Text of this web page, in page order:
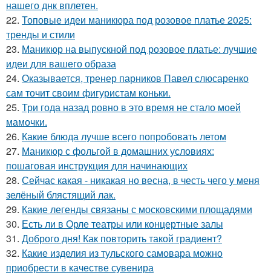
нашего днк вплетен.
22. Топовые идеи маникюра под розовое платье 2025:
тренды и стили
23. Маникюр на выпускной под розовое платье: лучшие
идеи для вашего образа
24. Оказывается, тренер парников Павел слюсаренко
сам точит своим фигуристам коньки.
25. Три года назад ровно в это время не стало моей
мамочки.
26. Какие блюда лучше всего попробовать летом
27. Маникюр с фольгой в домашних условиях:
пошаговая инструкция для начинающих
28. Сейчас какая - никакая но весна, в честь чего у меня
зелёный блястящий лак.
29. Какие легенды связаны с московскими площадями
30. Есть ли в Орле театры или концертные залы
31. Доброго дня! Как повторить такой градиент?
32. Какие изделия из тульского самовара можно
приобрести в качестве сувенира